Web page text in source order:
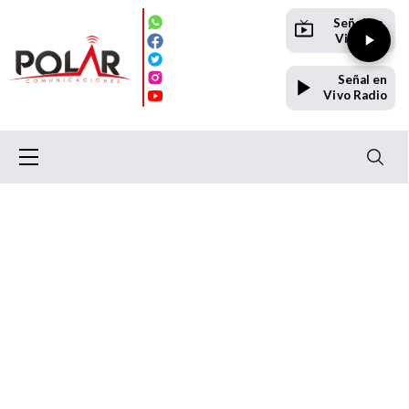
Señal en
Vivo TV
Señal en
Vivo Radio